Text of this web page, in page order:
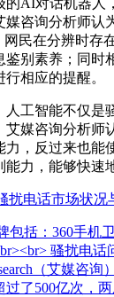
的AI对话机器人
媒咨询分析师认
网民在分辨时存
别素养；同时
相应的提醒。
工智能不仅是
艾媒咨询分析师
力，反过来也能
力，能够快速
扰电话市场状
包括：360手机
骚扰电话
（艾媒咨询
了500亿次，